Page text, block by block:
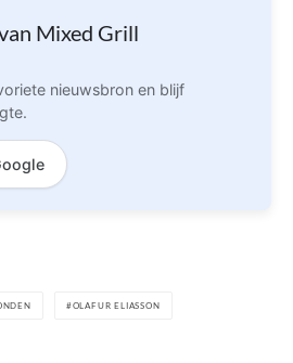
Mixed Grill
nieuwsbron en blijf
OLAFUR ELIASSON